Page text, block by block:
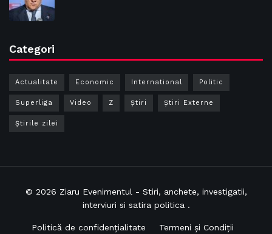
Categori
Actualitate Economic International Politic
Superliga Video Z Ştiri Știri Externe
Știrile zilei
© 2026 Ziaru Evenimentul - Stiri, anchete, investigatii,
interviuri si satira politica .
Politică de confidențialitate Termeni și Condiții